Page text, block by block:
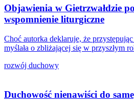
Objawienia w Gietrzwałdzie
wspomnienie liturgiczne
Choć autorka deklaruje, że
myślała o zbliżającej się w przyszłym
rozwój duchowy
Duchowość nienawiści do